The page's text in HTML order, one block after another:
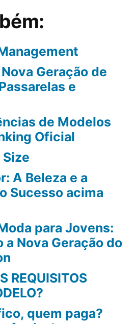
Geração de
e
de Modelos
Oficial
A Beleza e a
Sucesso acima
para Jovens:
a Nova Geração do
REQUISITOS
quem paga?